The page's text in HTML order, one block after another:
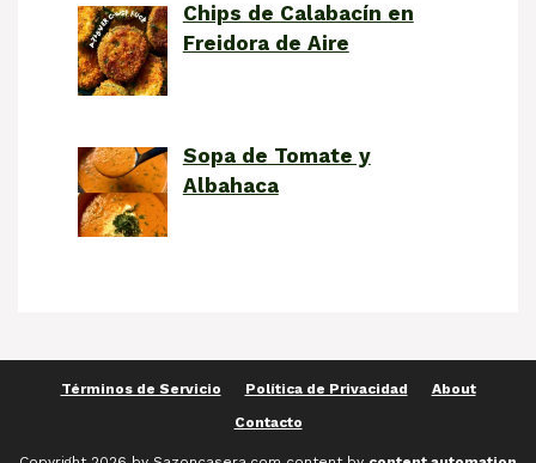
Chips de Calabacín en
Freidora de Aire
Sopa de Tomate y
Albahaca
Términos de Servicio Política de Privacidad
About
Contacto